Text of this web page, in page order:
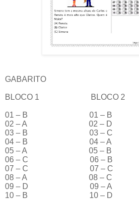
GABARITO
BLOCO 1 BLOCO 2
01 – B
01 – B
02 – A
02 – D
03 – B
03 – C
04 – B
04 – A
05 – A
05 – B
06 – C
06 – B
07 – C
07 – C
08 – A
08 – C
09 – D
09 – A
10 – B
10 – D